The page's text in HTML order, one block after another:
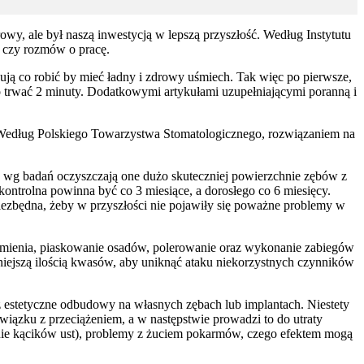
ale był naszą inwestycją w lepszą przyszłość. Według Instytutu
rozmów o pracę.
co robić by mieć ładny i zdrowy uśmiech. Tak więc po pierwsze,
2 minuty. Dodatkowymi artykułami uzupełniającymi poranną i
Polskiego Towarzystwa Stomatologicznego, rozwiązaniem na
badań oczyszczają one dużo skuteczniej powierzchnie zębów z
powinna być co 3 miesiące, a dorosłego co 6 miesięcy.
żeby w przyszłości nie pojawiły się poważne problemy w
piaskowanie osadów, polerowanie oraz wykonanie zabiegów
ilością kwasów, aby uniknąć ataku niekorzystnych czynników
odbudowy na własnych zębach lub implantach. Niestety
z przeciążeniem, a w następstwie prowadzi to do utraty
kącików ust), problemy z żuciem pokarmów, czego efektem mogą